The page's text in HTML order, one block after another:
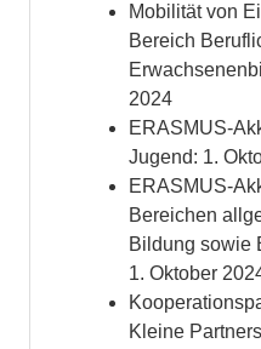
Mobilität von
Bereich
2024
ERASMUS-
Jugend: 1.
ERASMUS-
Bereichen
Bildung sowie
1. Oktober
Kleine